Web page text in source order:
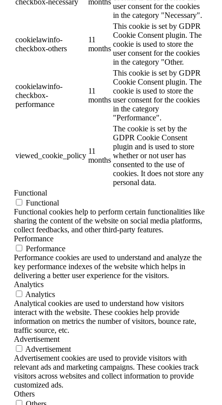
user consent for the cookies
in the category "Necessary".
cookielawinfo-
checkbox-others
11
months
This cookie is set by GDPR
Cookie Consent plugin. The
cookie is used to store the
user consent for the cookies
in the category "Other.
cookielawinfo-
checkbox-
performance
11
months
This cookie is set by GDPR
Cookie Consent plugin. The
cookie is used to store the
user consent for the cookies
in the category
"Performance".
viewed_cookie_policy
11
months
The cookie is set by the
GDPR Cookie Consent
plugin and is used to store
whether or not user has
consented to the use of
cookies. It does not store any
personal data.
Functional
Functional
Functional cookies help to perform certain functionalities like
sharing the content of the website on social media platforms,
collect feedbacks, and other third-party features.
Performance
Performance
Performance cookies are used to understand and analyze the
key performance indexes of the website which helps in
delivering a better user experience for the visitors.
Analytics
Analytics
Analytical cookies are used to understand how visitors
interact with the website. These cookies help provide
information on metrics the number of visitors, bounce rate,
traffic source, etc.
Advertisement
Advertisement
Advertisement cookies are used to provide visitors with
relevant ads and marketing campaigns. These cookies track
visitors across websites and collect information to provide
customized ads.
Others